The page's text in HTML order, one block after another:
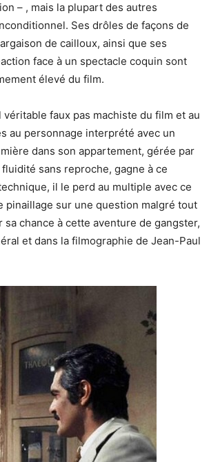
– , mais la plupart des autres
Ses drôles de façons de
de cailloux, ainsi que ses
face à un spectacle coquin sont
élevé du film.
faux pas machiste du film et au
au personnage interprété avec un
dans son appartement, gérée par
sans reproche, gagne à ce
il le perd au multiple avec ce
pinaillage sur une question malgré tout
chance à cette aventure de gangster,
et dans la filmographie de Jean-Paul